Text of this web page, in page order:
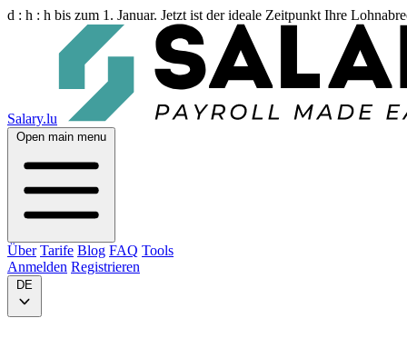
d : h : h bis zum 1. Januar. Jetzt ist der ideale Zeitpunkt Ihre
Salary.lu
Open main menu
Über Tarife Blog FAQ Tools
Anmelden Registrieren
DE